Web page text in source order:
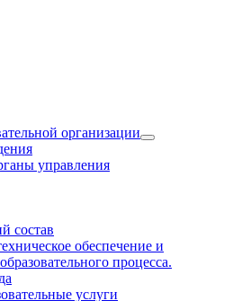
организации
Показать
управления
состав
обеспечение и
процесса.
услуги